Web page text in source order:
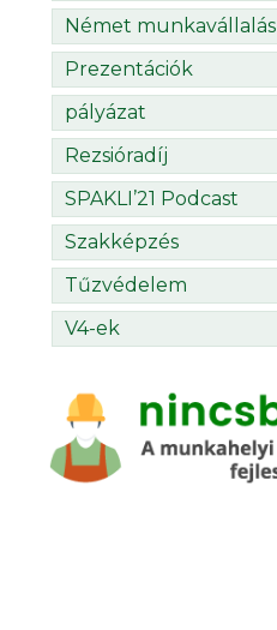
Német munkavállalás
Prezentációk
pályázat
Rezsióradíj
SPAKLI’21 Podcast
Szakképzés
Tűzvédelem
V4-ek